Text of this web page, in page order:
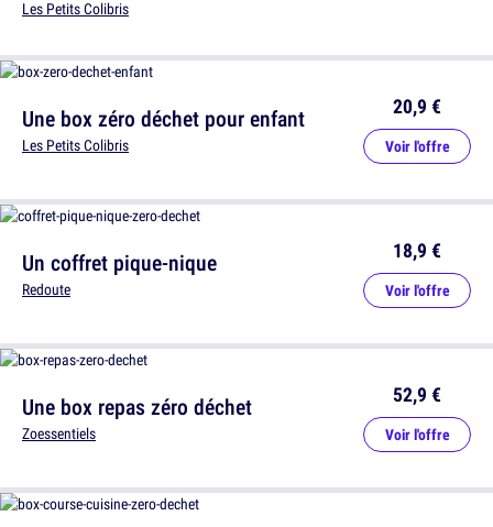
Une box zéro déchet pour enfant
Les Petits Colibris
20,9 €
Voir l'offre
Un coffret pique-nique
Redoute
18,9 €
Voir l'offre
Les Petits Colibris
Une box repas zéro déchet
Zoessentiels
52,9 €
Voir l'offre